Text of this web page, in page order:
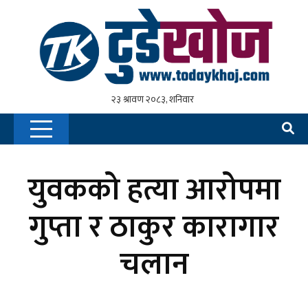
युवकको हत्या आरोपमा
गुप्ता र ठाकुर कारागार
चलान